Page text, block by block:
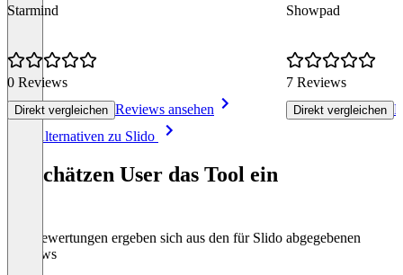
Starmind
0 Reviews
Direkt vergleichen Reviews ansehen
Showpad
7 Reviews
Direkt vergleichen
Alle Alternativen zu Slido
So schätzen User das Tool ein
Die Bewertungen ergeben sich aus den für Slido abgegebenen
Reviews